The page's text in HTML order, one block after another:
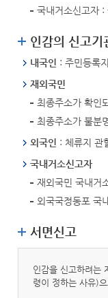
국내거소신고자 :
인감의 신고기
내국인
: 주민등록
재외국민
최종주소가 확인
최종주소가 불분
외국인
: 체류지 관
국내거소신고자
재외국민 국내거
외국국정동포 국
서면신고
인감을 신고하려는
령이 정하는 사유)